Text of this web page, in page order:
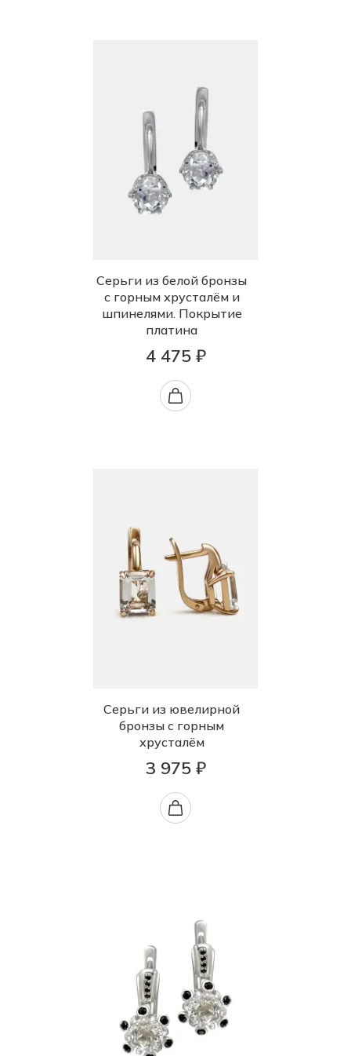
Серьги из белой бронзы
с горным хрусталём и
шпинелями. Покрытие
платина
4 475 ₽
Серьги из ювелирной
бронзы с горным
хрусталём
3 975 ₽